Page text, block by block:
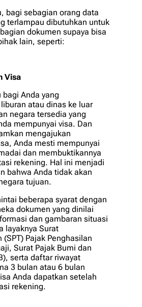
bagi sebagian orang data
terlampau dibutuhkan untuk
dokumen supaya bisa
lain, seperti:
Visa
Anda yang
atau dinas ke luar
negara tersedia yang
mempunyai visa. Dan
mengajukan
Anda mesti mempunyai
dan membuktikannya
rekening. Hal ini menjadi
bahwa Anda tidak akan
tujuan.
beberapa syarat dengan
dokumen yang dinilai
dan gambaran situasi
layaknya Surat
(SPT) Pajak Penghasilan
Surat Pajak Bumi dan
serta daftar riwayat
3 bulan atau 6 bulan
Anda dapatkan setelah
rekening.